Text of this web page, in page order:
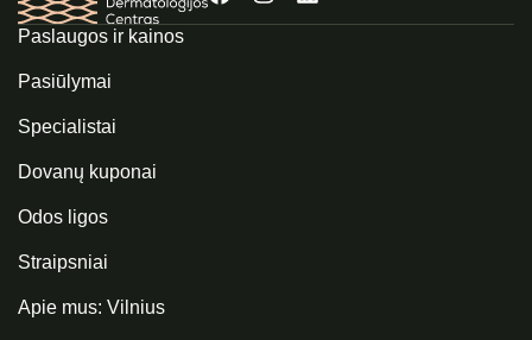
Paslaugos ir kainos
Pasiūlymai
Specialistai
Dovanų kuponai
Odos ligos
Straipsniai
Apie mus: Vilnius